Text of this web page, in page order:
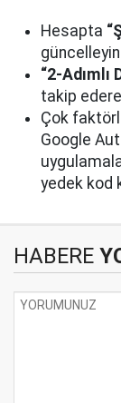
Hesapta
“2-Adımlı
takip
Çok
Google
yedek kod
HABERE